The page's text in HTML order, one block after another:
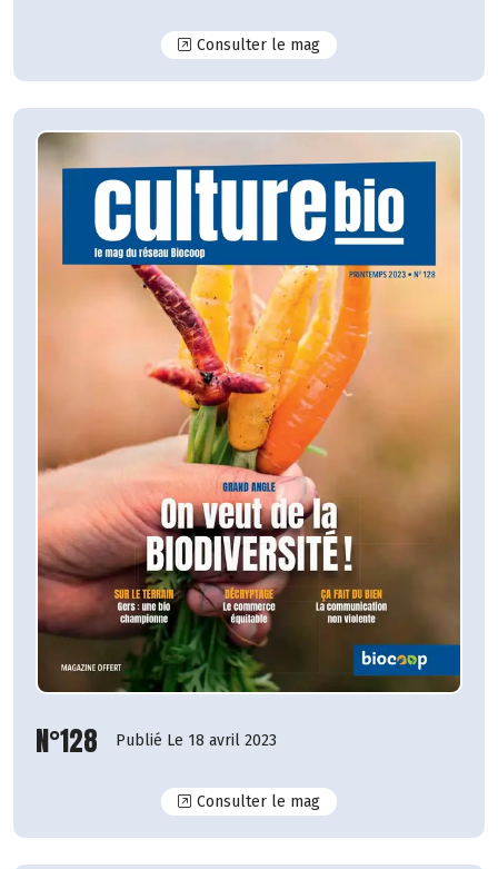
Consulter le magN°129
N°128 Publié Le 18 avril 2023
Consulter le magN°128